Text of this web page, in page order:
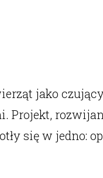
jako
się w jedno: